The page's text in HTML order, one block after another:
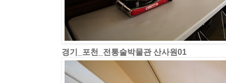
경기_포천_전통술박물관 산사원01